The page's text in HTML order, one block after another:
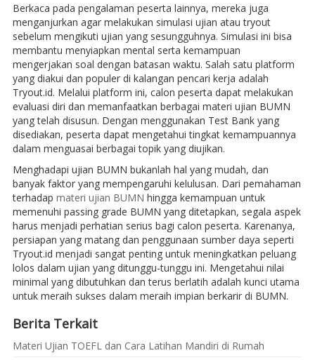
Berkaca pada pengalaman peserta lainnya, mereka juga
menganjurkan agar melakukan simulasi ujian atau tryout
sebelum mengikuti ujian yang sesungguhnya. Simulasi ini bisa
membantu menyiapkan mental serta kemampuan
mengerjakan soal dengan batasan waktu. Salah satu platform
yang diakui dan populer di kalangan pencari kerja adalah
Tryout.id. Melalui platform ini, calon peserta dapat melakukan
evaluasi diri dan memanfaatkan berbagai materi ujian BUMN
yang telah disusun. Dengan menggunakan Test Bank yang
disediakan, peserta dapat mengetahui tingkat kemampuannya
dalam menguasai berbagai topik yang diujikan.
Menghadapi ujian BUMN bukanlah hal yang mudah, dan
banyak faktor yang mempengaruhi kelulusan. Dari pemahaman
terhadap materi ujian BUMN hingga kemampuan untuk
memenuhi passing grade BUMN yang ditetapkan, segala aspek
harus menjadi perhatian serius bagi calon peserta. Karenanya,
persiapan yang matang dan penggunaan sumber daya seperti
Tryout.id menjadi sangat penting untuk meningkatkan peluang
lolos dalam ujian yang ditunggu-tunggu ini. Mengetahui nilai
minimal yang dibutuhkan dan terus berlatih adalah kunci utama
untuk meraih sukses dalam meraih impian berkarir di BUMN.
Berita Terkait
Materi Ujian TOEFL dan Cara Latihan Mandiri di Rumah